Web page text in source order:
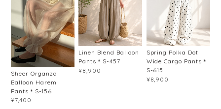
Sheer Organza
Balloon Harem
Pants＊S-156
¥7,400
Linen Blend Balloon
Pants＊S-457
¥8,900
Spring Polka Dot
Wide Cargo Pants＊
S-615
¥8,900